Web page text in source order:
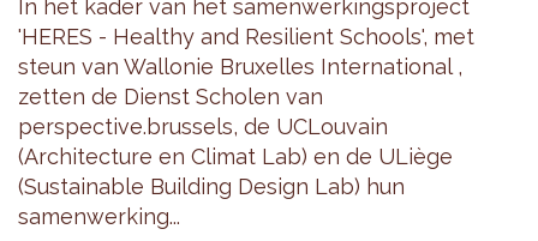
In het kader van het samenwerkingsproject
'HERES - Healthy and Resilient Schools', met
steun van Wallonie Bruxelles International ,
zetten de Dienst Scholen van
perspective.brussels, de UCLouvain
(Architecture en Climat Lab) en de ULiège
(Sustainable Building Design Lab) hun
samenwerking...